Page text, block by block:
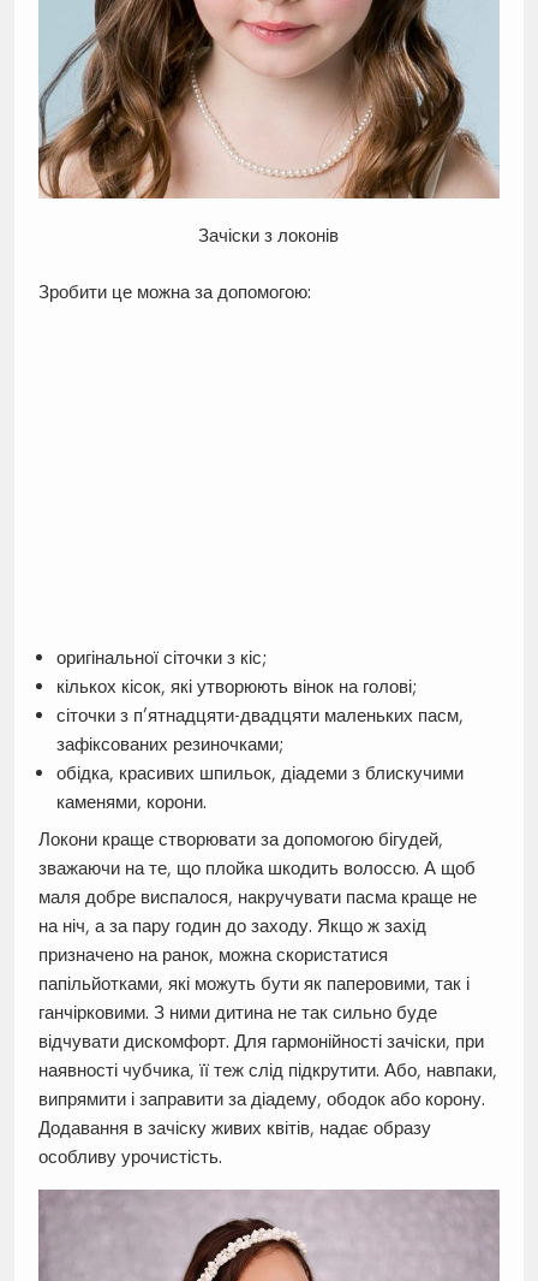
Зачіски з локонів
Зробити це можна за допомогою:
оригінальної сіточки з кіс;
кількох кісок, які утворюють вінок на голові;
сіточки з п’ятнадцяти-двадцяти маленьких пасм,
зафіксованих резиночками;
обідка, красивих шпильок, діадеми з блискучими
каменями, корони.
Локони краще створювати за допомогою бігудей,
зважаючи на те, що плойка шкодить волоссю. А щоб
маля добре виспалося, накручувати пасма краще не
на ніч, а за пару годин до заходу. Якщо ж захід
призначено на ранок, можна скористатися
папільйотками, які можуть бути як паперовими, так і
ганчірковими. З ними дитина не так сильно буде
відчувати дискомфорт. Для гармонійності зачіски, при
наявності чубчика, її теж слід підкрутити. Або, навпаки,
випрямити і заправити за діадему, ободок або корону.
Додавання в зачіску живих квітів, надає образу
особливу урочистість.